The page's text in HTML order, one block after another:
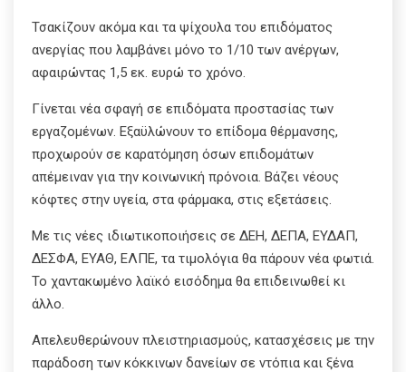
Τσακίζουν ακόμα και τα ψίχουλα του επιδόματος
ανεργίας που λαμβάνει μόνο το 1/10 των ανέργων,
αφαιρώντας 1,5 εκ. ευρώ το χρόνο.
Γίνεται νέα σφαγή σε επιδόματα προστασίας των
εργαζομένων. Εξαϋλώνουν το επίδομα θέρμανσης,
προχωρούν σε καρατόμηση όσων επιδομάτων
απέμειναν για την κοινωνική πρόνοια. Βάζει νέους
κόφτες στην υγεία, στα φάρμακα, στις εξετάσεις.
Με τις νέες ιδιωτικοποιήσεις σε ΔΕΗ, ΔΕΠΑ, ΕΥΔΑΠ,
ΔΕΣΦΑ, ΕΥΑΘ, ΕΛΠΕ, τα τιμολόγια θα πάρουν νέα φωτιά.
Το χαντακωμένο λαϊκό εισόδημα θα επιδεινωθεί κι
άλλο.
Απελευθερώνουν πλειστηριασμούς, κατασχέσεις με την
παράδοση των κόκκινων δανείων σε ντόπια και ξένα